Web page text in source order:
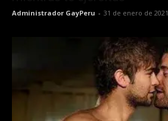
Administrador GayPeru - 31 de enero de 2021